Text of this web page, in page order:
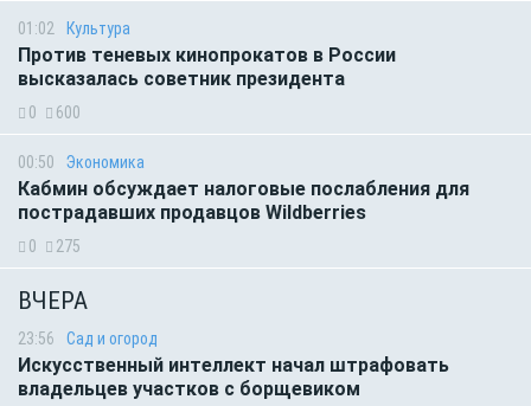
01:02 Культура
Против теневых кинопрокатов в России
высказалась советник президента
0 600
00:50 Экономика
Кабмин обсуждает налоговые послабления для
пострадавших продавцов Wildberries
0 275
ВЧЕРА
23:56 Сад и огород
Искусственный интеллект начал штрафовать
владельцев участков с борщевиком